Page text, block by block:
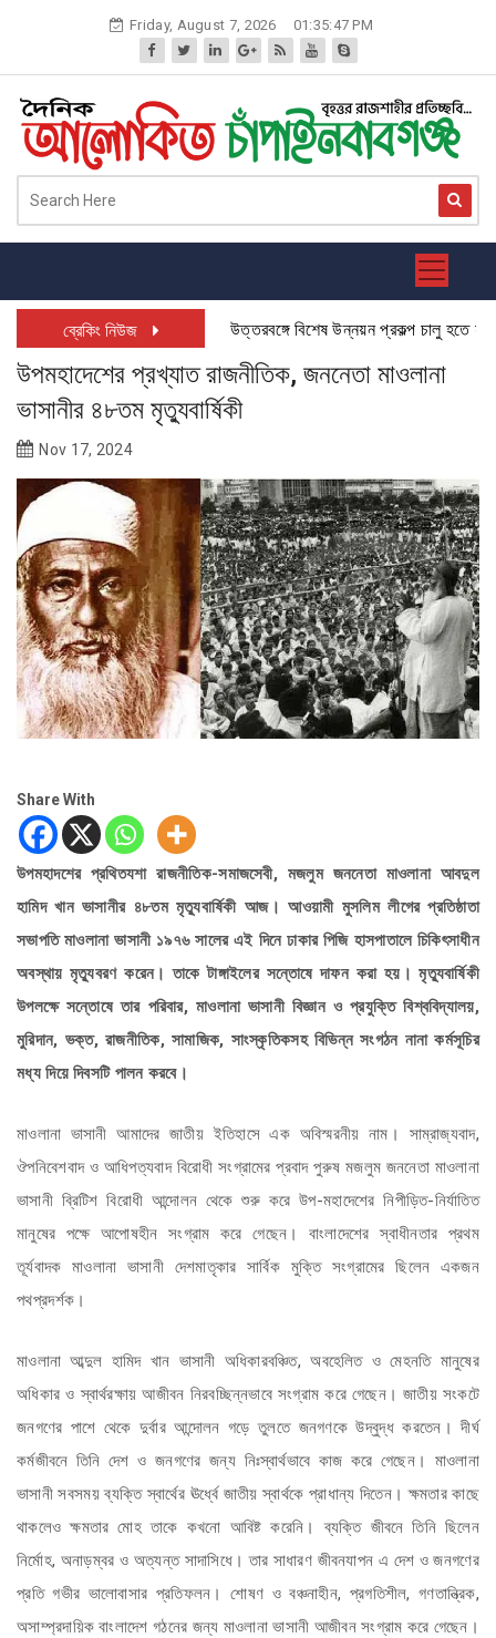
Friday, August 7, 2026 01:35:47 PM
ব্রেকিং নিউজ উত্তরবঙ্গে বিশেষ উন্নয়ন প্রকল্প চালু হতে
উপমহাদেশের প্রখ্যাত রাজনীতিক, জননেতা মাওলানা
ভাসানীর ৪৮তম মৃত্যুবার্ষিকী
Nov 17, 2024
Share With
উপমহাদশের প্রথিতযশা রাজনীতিক-সমাজসেবী, মজলুম জননেতা মাওলানা আবদুল
হামিদ খান ভাসানীর ৪৮তম মৃত্যুবার্ষিকী আজ। আওয়ামী মুসলিম লীগের প্রতিষ্ঠাতা
সভাপতি মাওলানা ভাসানী ১৯৭৬ সালের এই দিনে ঢাকার পিজি হাসপাতালে চিকিৎসাধীন
অবস্থায় মৃত্যুবরণ করেন। তাকে টাঙ্গাইলের সন্তোষে দাফন করা হয়। মৃত্যুবার্ষিকী
উপলক্ষে সন্তোষে তার পরিবার, মাওলানা ভাসানী বিজ্ঞান ও প্রযুক্তি বিশ্ববিদ্যালয়,
মুরিদান, ভক্ত, রাজনীতিক, সামাজিক, সাংস্কৃতিকসহ বিভিন্ন সংগঠন নানা কর্মসূচির
মধ্য দিয়ে দিবসটি পালন করবে।
মাওলানা ভাসানী আমাদের জাতীয় ইতিহাসে এক অবিস্মরনীয় নাম। সাম্রাজ্যবাদ,
ঔপনিবেশবাদ ও আধিপত্যবাদ বিরোধী সংগ্রামের প্রবাদ পুরুষ মজলুম জননেতা মাওলানা
ভাসানী ব্রিটিশ বিরোধী আন্দোলন থেকে শুরু করে উপ-মহাদেশের নিপীড়িত-নির্যাতিত
মানুষের পক্ষে আপোষহীন সংগ্রাম করে গেছেন। বাংলাদেশের স্বাধীনতার প্রথম
তূর্যবাদক মাওলানা ভাসানী দেশমাতৃকার সার্বিক মুক্তি সংগ্রামের ছিলেন একজন
পথপ্রদর্শক।
মাওলানা আব্দুল হামিদ খান ভাসানী অধিকারবঞ্চিত, অবহেলিত ও মেহনতি মানুষের
অধিকার ও স্বার্থরক্ষায় আজীবন নিরবচ্ছিন্নভাবে সংগ্রাম করে গেছেন। জাতীয় সংকটে
জনগণের পাশে থেকে দুর্বার আন্দোলন গড়ে তুলতে জনগণকে উদ্বুদ্ধ করতেন। দীর্ঘ
কর্মজীবনে তিনি দেশ ও জনগণের জন্য নিঃস্বার্থভাবে কাজ করে গেছেন। মাওলানা
ভাসানী সবসময় ব্যক্তি স্বার্থের ঊর্ধ্বে জাতীয় স্বার্থকে প্রাধান্য দিতেন। ক্ষমতার কাছে
থাকলেও ক্ষমতার মোহ তাকে কখনো আবিষ্ট করেনি। ব্যক্তি জীবনে তিনি ছিলেন
নির্মোহ, অনাড়ম্বর ও অত্যন্ত সাদাসিধে। তার সাধারণ জীবনযাপন এ দেশ ও জনগণের
প্রতি গভীর ভালোবাসার প্রতিফলন। শোষণ ও বঞ্চনাহীন, প্রগতিশীল, গণতান্ত্রিক,
অসাম্প্রদায়িক বাংলাদেশ গঠনের জন্য মাওলানা ভাসানী আজীবন সংগ্রাম করে গেছেন।